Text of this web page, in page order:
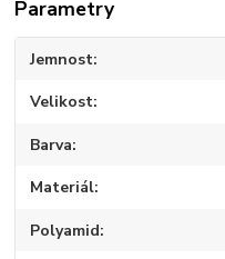
Parametry
Jemnost
Velikost
Barva
Materiál
Polyamid